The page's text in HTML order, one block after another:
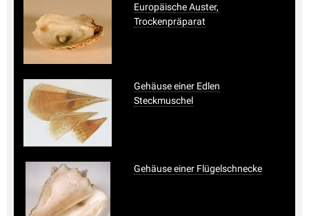
Europäische Auster,
Trockenpräparat
Gehäuse einer Edlen
Steckmuschel
Gehäuse einer Flügelschnecke